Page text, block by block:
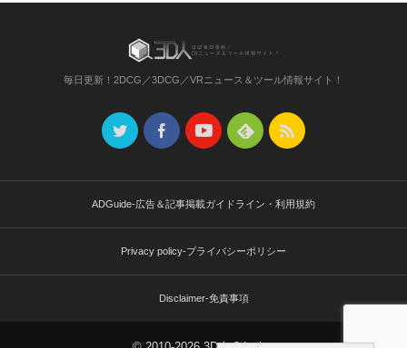
毎日更新！2DCG／3DCG／VRニュース＆ツール情報サイト！
ADGuide-広告＆記事掲載ガイドライン・利用規約
Privacy policy-プライバシーポリシー
Disclaimer-免責事項